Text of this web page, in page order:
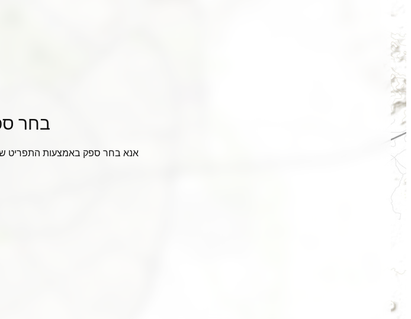
בחר
אנא בחר ספק באמצעות התפריט